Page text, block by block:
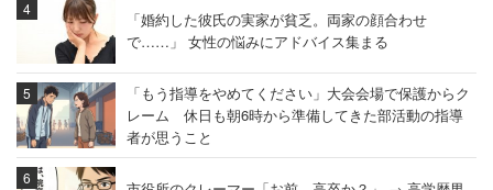
「婚約した彼氏の実家が貧乏。両家の顔合わせ
で……」 女性の悩みにアドバイス集まる
「もう指導をやめてください」大会会場で保護からク
レーム 休日も朝6時から準備してきた部活動の指導
者が思うこと